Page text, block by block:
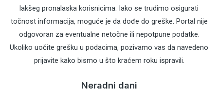
lakšeg pronalaska korisnicima. Iako se trudimo osigurati
točnost informacija, moguće je da dođe do greške. Portal nije
odgovoran za eventualne netočne ili nepotpune podatke.
Ukoliko uočite grešku u podacima, pozivamo vas da navedeno
prijavite kako bismo u što kraćem roku ispravili.
Neradni dani